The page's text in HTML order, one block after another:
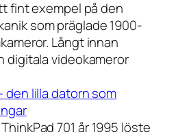
fint exempel på den
som präglade 1900-
Långt innan
digitala videokameror
den lilla datorn som
701 år 1995 löste